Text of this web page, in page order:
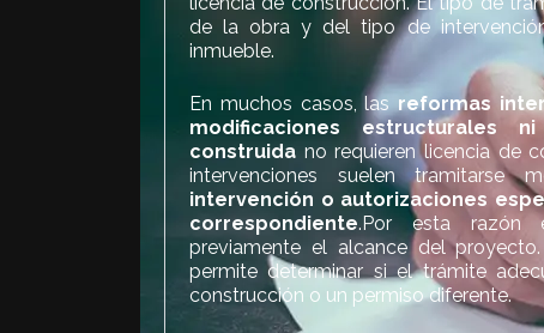
de la obra y del tipo de
inmueble.
En muchos casos, las reformas
modificaciones estructurales
construida no requieren licencia de
intervenciones suelen tramitarse
intervención o autorizaciones
correspondiente.Por esta razón
previamente el alcance del
permite determinar si el trámite
construcción o un permiso diferente.